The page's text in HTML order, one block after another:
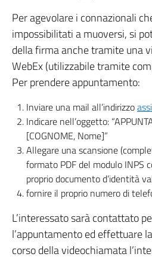
Per agevolare i connazionali
impossibilitati a muoversi, si
della firma anche tramite una
WebEx (utilizzabile tramite
Per prendere appuntamento:
Inviare una mail all’indirizzo
Indicare nell’oggetto:
[COGNOME, Nome]”
Allegare una scansione
formato PDF del modulo INPS
proprio documento d’identità
fornire il proprio numero di
L’interessato sarà contattato
l’appuntamento ed effettuare
corso della videochiamata